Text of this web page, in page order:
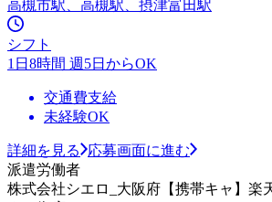
高槻市駅、高槻駅、摂津富田駅
シフト
1日8時間 週5日からOK
交通費支給
未経験OK
詳細を見る
応募画面に進む
派遣労働者
株式会社シエロ_大阪府【携帯キャ】楽